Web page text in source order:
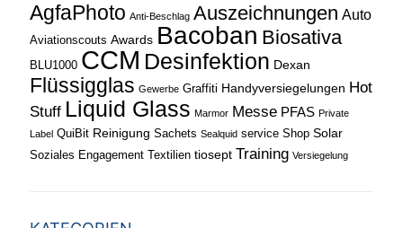
AgfaPhoto Anti-Beschlag Auszeichnungen Auto
Aviationscouts Awards Bacoban Biosativa
BLU1000 CCM Desinfektion Dexan
Flüssigglas Gewerbe Graffiti Handyversiegelungen Hot
Stuff Liquid Glass Marmor Messe PFAS Private
Label QuiBit Reinigung Sachets Sealquid service Shop Solar
Soziales Engagement Textilien tiosept Training Versiegelung